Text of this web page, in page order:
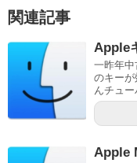
関連記事
Apple
一昨年
のキー
んチュ
Apple